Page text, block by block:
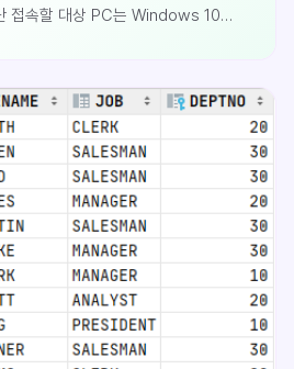
접속할 대상 PC는 Windows 10
저 필요합니다.원격 PC
진입Windows 왼쪽 하단에
합니다.설정 클릭시스템 클릭원격
크톱 활성화를 켬으로 변경합니다.